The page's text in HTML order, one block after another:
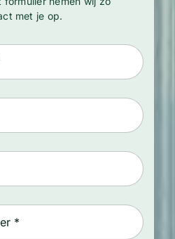
met je op.